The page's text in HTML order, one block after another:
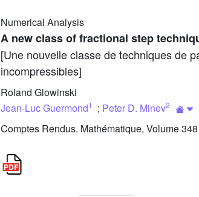
Numerical Analysis
A new class of fractional step
[Une nouvelle classe de techniques de
incompressibles]
Roland Glowinski
Jean-Luc Guermond1 ; Peter D. Minev2
Comptes Rendus. Mathématique, Volume